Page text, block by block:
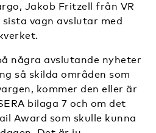
Jakob Fritzell från VR
vagn avslutar med
några avslutande nyheter
så skilda områden som
kommer den eller är
bilaga 7 och om det
Award som skulle kunna